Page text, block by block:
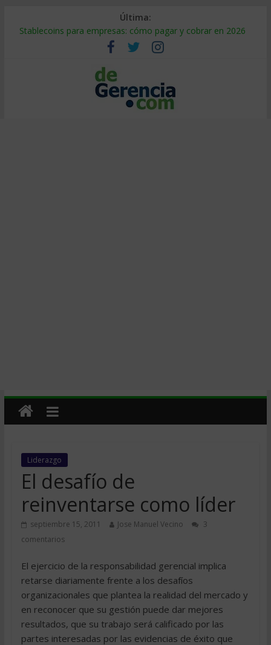
Última:
Stablecoins para empresas: cómo pagar y cobrar en 2026
Despido silencioso: qué es y por qué sale tan caro
IA en selección de personal: cómo auditarla a tiempo
Trabajo forzoso en la cadena de suministro: qué hacer
Mercado hispano de EE. UU.: cómo segmentarlo y venderle
Liderazgo
El desafío de
reinventarse como líder
septiembre 15, 2011 Jose Manuel Vecino
3
comentarios
El ejercicio de la responsabilidad gerencial implica
retarse diariamente frente a los desafíos
organizacionales que plantea la realidad del mercado y
en reconocer que su gestión puede dar mejores
resultados, que su trabajo será calificado por las
partes interesadas por las evidencias de éxito que